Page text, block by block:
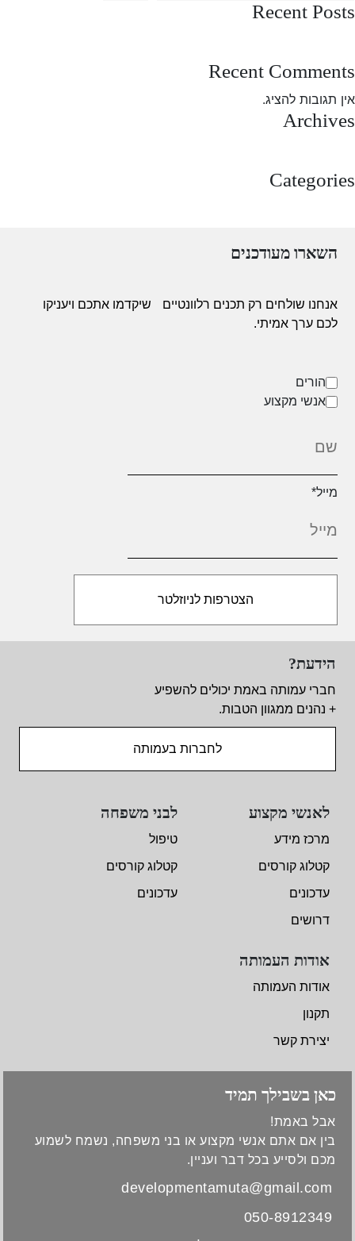
Recent Posts
Recent Comments
אין תגובות להציג.
Archives
Categories
השארו מעודכנים
אנחנו שולחים רק תכנים רלוונטיים שיקדמו אתכם ויעניקו
לכם ערך אמיתי.
הורים
אנשי מקצוע
מייל*
הידעת?
חברי עמותה באמת יכולים להשפיע
+ נהנים ממגוון הטבות.
לחברות בעמותה
אודות העמותה
אודות העמותה
תקנון
יצירת קשר
לאנשי מקצוע
מרכז מידע
קטלוג קורסים
עדכונים
דרושים
לבני משפחה
טיפול
קטלוג קורסים
עדכונים
כאן בשבילך תמיד
אבל באמת!
בין אם אתם אנשי מקצוע או בני משפחה, נשמח לשמוע
מכם ולסייע בכל דבר ועניין.
developmentamuta@gmail.com
050-8912349